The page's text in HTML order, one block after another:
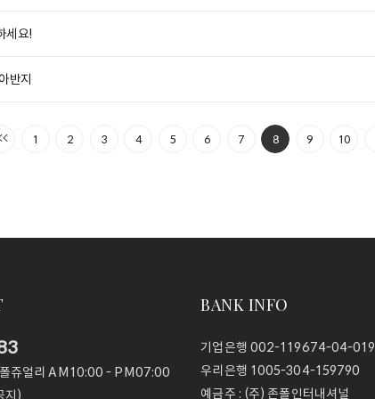
세요!
반지
1 2 3 4 5 6 7 8 9 10
쥬얼리 AM10:00 - PM07:00
지)
BANK INFO
기업은행 002-119674-04-019
우리은행 1005-304-159790
예금주 : (주) 존폴인터내셔널